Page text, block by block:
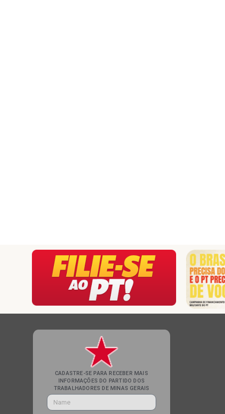
CADASTRE-SE PARA RECEBER MAIS
INFORMAÇÕES DO PARTIDO DOS
TRABALHADORES DE MINAS GERAIS